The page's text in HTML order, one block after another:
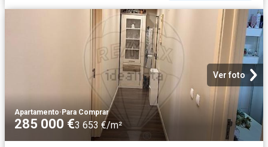
Ver foto
Apartamento·Para Comprar
285 000 €3 653 €/m²